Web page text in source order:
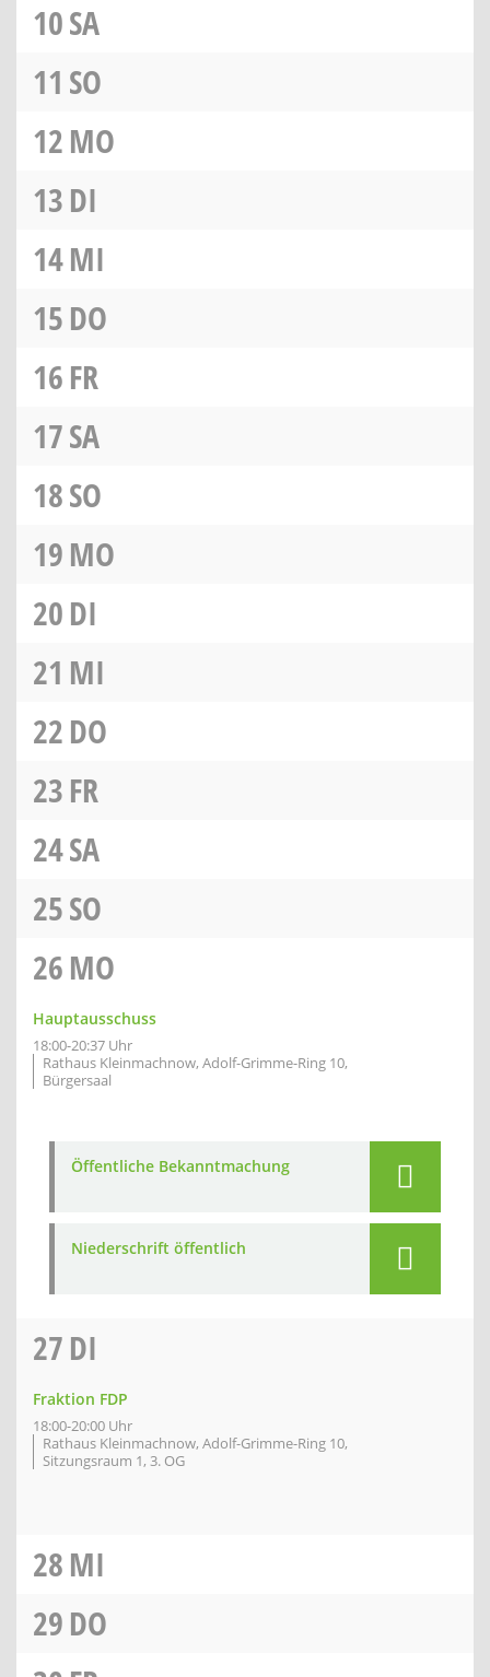
10SA
11 SO
12MO
13DI
14MI
15DO
16FR
17SA
18SO
19MO
20DI
21 MI
22DO
23FR
24SA
25SO
26MO
Hauptausschuss
18:00-20:37 Uhr
Rathaus Kleinmachnow, Adolf-Grimme-Ring 10,
Bürgersaal
Öffentliche Bekanntmachung
Niederschrift öffentlich
27DI
Fraktion FDP
18:00-20:00 Uhr
Rathaus Kleinmachnow, Adolf-Grimme-Ring 10,
Sitzungsraum 1, 3. OG
28MI
29DO